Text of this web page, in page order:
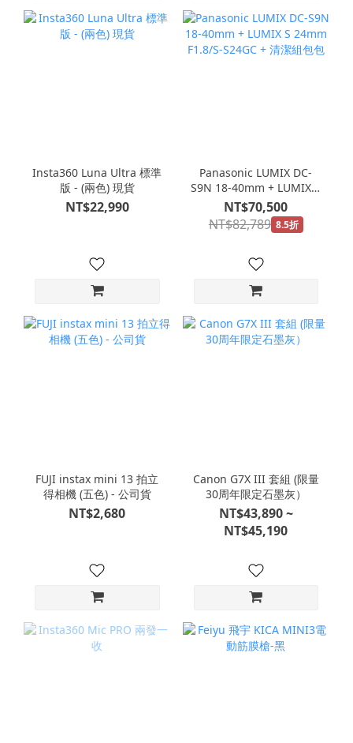
Insta360 Luna Ultra 標準
版 - (兩色) 現貨
NT$22,990
Panasonic LUMIX DC-
S9N 18-40mm + LUMIX S
24mm F1.8/S-S24GC + 清
潔組包包
NT$70,500
NT$82,789 8.5折
FUJI instax mini 13 拍立
得相機 (五色) - 公司貨
NT$2,680
Canon G7X III 套組 (限量
30周年限定石墨灰）
NT$43,890 ~
NT$45,190